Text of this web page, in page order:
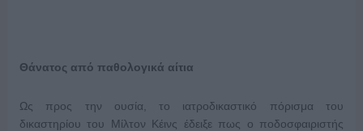
Θάνατος από παθολογικά αίτια
Ως προς την ουσία, το ιατροδικαστικό πόρισμα του
δικαστηρίου του Μίλτον Κέινς έδειξε πως ο ποδοσφαιριστής